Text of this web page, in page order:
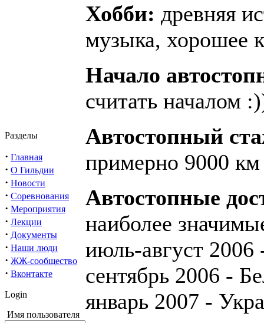
Разделы
· Главная
· О Гильдии
· Новости
· Соревнования
· Мероприятия
· Лекции
· Документы
· Наши люди
· ЖЖ-сообщество
· Вконтакте
Login
Имя пользователя
Хобби: древняя
музыка, хорошее
Начало
считать началом
Автостопный
примерно 9000
Автостопные
наиболее
июль-август 2006
сентябрь 2006 -
январь 2007 -